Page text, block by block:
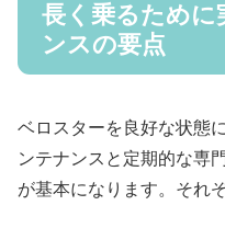
長く乗るために
ンスの要点
ベロスターを良好な状態
ンテナンスと定期的な専
が基本になります。それ